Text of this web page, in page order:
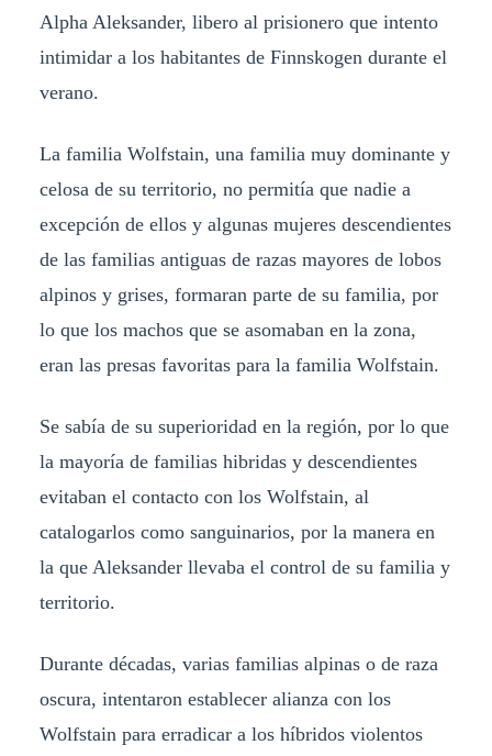
Alpha Aleksander, libero al prisionero que intento
intimidar a los habitantes de Finnskogen durante el
verano.
La familia Wolfstain, una familia muy dominante y
celosa de su territorio, no permitía que nadie a
excepción de ellos y algunas mujeres descendientes
de las familias antiguas de razas mayores de lobos
alpinos y grises, formaran parte de su familia, por
lo que los machos que se asomaban en la zona,
eran las presas favoritas para la familia Wolfstain.
Se sabía de su superioridad en la región, por lo que
la mayoría de familias hibridas y descendientes
evitaban el contacto con los Wolfstain, al
catalogarlos como sanguinarios, por la manera en
la que Aleksander llevaba el control de su familia y
territorio.
Durante décadas, varias familias alpinas o de raza
oscura, intentaron establecer alianza con los
Wolfstain para erradicar a los híbridos violentos